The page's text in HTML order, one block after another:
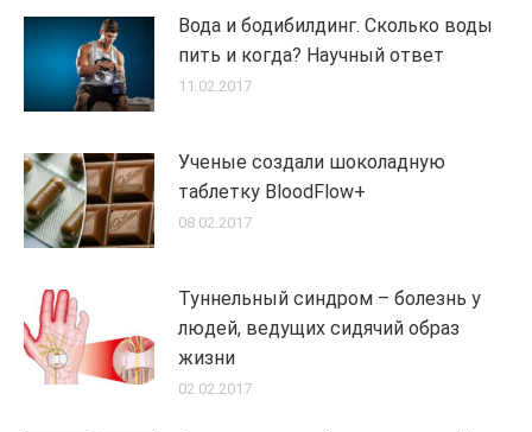
Вода и бодибилдинг. Сколько воды
пить и когда? Научный ответ
11.02.2017
Ученые создали шоколадную
таблетку BloodFlow+
08.02.2017
Туннельный синдром – болезнь у
людей, ведущих сидячий образ
жизни
02.02.2017